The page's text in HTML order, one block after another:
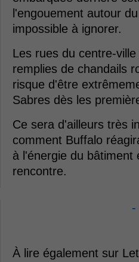
l'engouement autour
impossible à ignorer.
Les rues du centre-
remplies de chandails
risque d'être
Sabres dès les
Ce sera d'ailleurs très
comment Buffalo
à l'énergie du bâtiment
rencontre.
-
À lire également sur